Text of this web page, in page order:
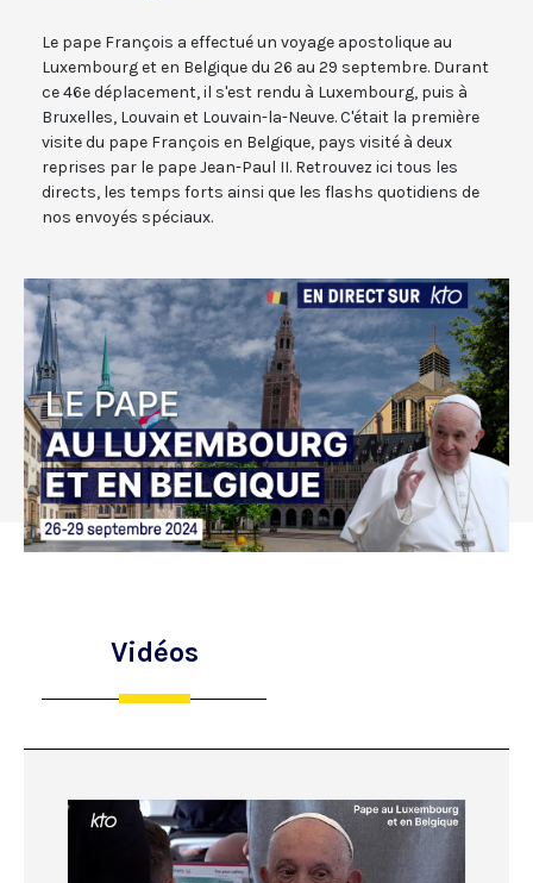
Le pape François a effectué un voyage apostolique au
Luxembourg et en Belgique du 26 au 29 septembre. Durant
ce 46e déplacement, il s'est rendu à Luxembourg, puis à
Bruxelles, Louvain et Louvain-la-Neuve. C'était la première
visite du pape François en Belgique, pays visité à deux
reprises par le pape Jean-Paul II. Retrouvez ici tous les
directs, les temps forts ainsi que les flashs quotidiens de
nos envoyés spéciaux.
Vidéos